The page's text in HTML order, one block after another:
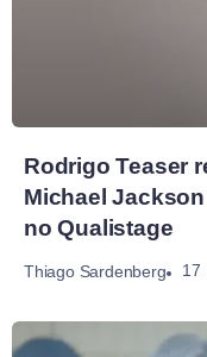
Rodrigo Teaser
Michael
no Qualistage
Thiago Sardenberg 17